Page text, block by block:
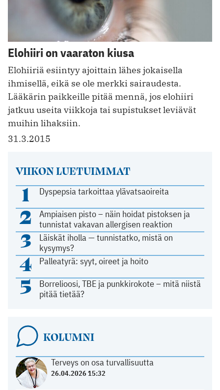
Elohiiri on vaaraton kiusa
Elohiiriä esiintyy ajoittain lähes jokaisella
ihmisellä, eikä se ole merkki sairaudesta.
Lääkärin paikkeille pitää mennä, jos elohiiri
jatkuu useita viikkoja tai supistukset leviävät
muihin lihaksiin.
31.3.2015
VIIKON LUETUIMMAT
1 Dyspepsia tarkoittaa ylävatsaoireita
2
Ampiaisen pisto – näin hoidat pistoksen ja
tunnistat vakavan allergisen reaktion
3
Läiskät iholla — tunnistatko, mistä on
kysymys?
4 Palleatyrä: syyt, oireet ja hoito
5
Borrelioosi, TBE ja punkkirokote – mitä niistä
pitää tietää?
KOLUMNI
Terveys on osa turvallisuutta
26.04.2026 15:32